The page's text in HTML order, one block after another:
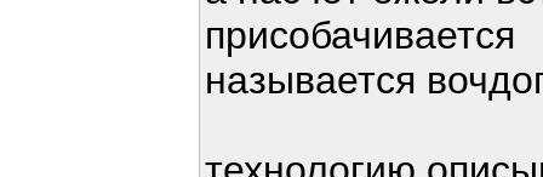
присобачивается
называется